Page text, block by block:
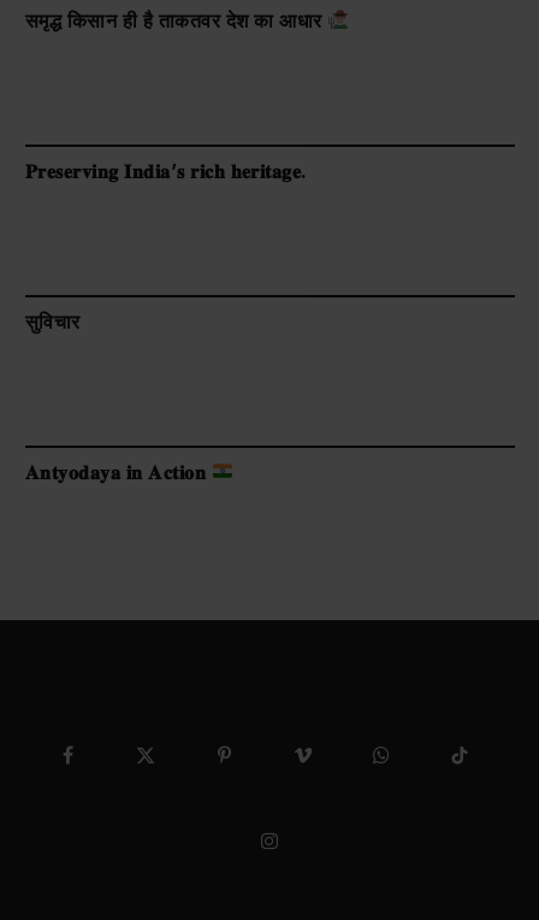
समृद्ध किसान ही है ताकतवर देश का आधार
𝐏𝐫𝐞𝐬𝐞𝐫𝐯𝐢𝐧𝐠 𝐈𝐧𝐝𝐢𝐚’𝐬 𝐫𝐢𝐜𝐡 𝐡𝐞𝐫𝐢𝐭𝐚𝐠𝐞.
सुविचार
𝐀𝐧𝐭𝐲𝐨𝐝𝐚𝐲𝐚 𝐢𝐧 𝐀𝐜𝐭𝐢𝐨𝐧
FacebookX
Pinterest Vimeo WhatsAppTikTok
Instagram